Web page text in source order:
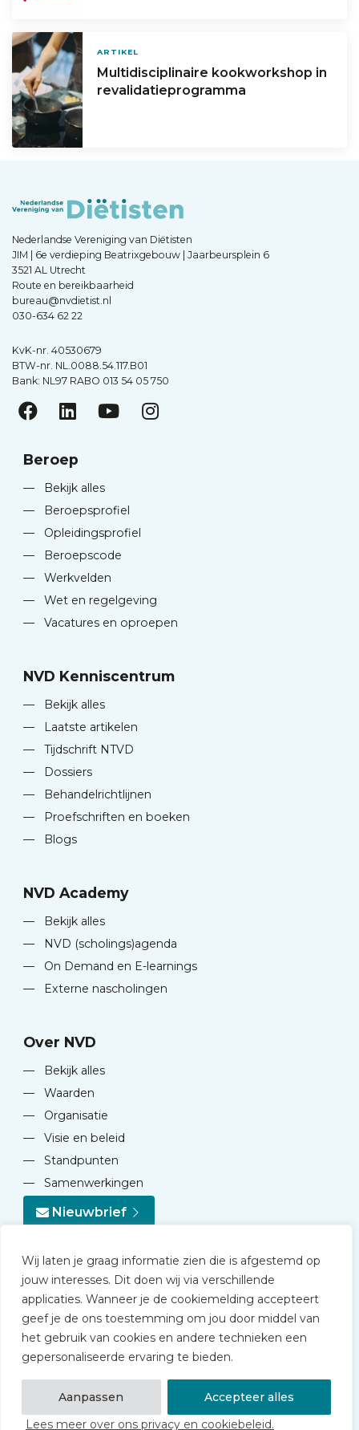
Wij laten je graag informatie zien die is afgestemd op
jouw interesses. Dit doen wij via verschillende
applicaties. Wanneer je de cookiemelding accepteert
geef je de ons toestemming om jou door middel van
het gebruik van cookies en andere technieken een
gepersonaliseerde ervaring te bieden.
Aanpassen
Accepteer alles
Lees meer over ons privacy en cookiebeleid.
ARTIKEL
Multidisciplinaire kookworkshop in
revalidatieprogramma
Nederlandse Vereniging van Diëtisten
JIM | 6e verdieping Beatrixgebouw | Jaarbeursplein 6
3521 AL Utrecht
Route en bereikbaarheid
bureau@nvdietist.nl
030-634 62 22
KvK-nr. 40530679
BTW-nr. NL.0088.54.117.B01
Bank: NL97 RABO 013 54 05 750
Beroep
—
Bekijk alles
—
Beroepsprofiel
—
Opleidingsprofiel
—
Beroepscode
—
Werkvelden
—
Wet en regelgeving
—
Vacatures en oproepen
NVD Kenniscentrum
—
Bekijk alles
—
Laatste artikelen
—
Tijdschrift NTVD
—
Dossiers
—
Behandelrichtlijnen
—
Proefschriften en boeken
—
Blogs
NVD Academy
—
Bekijk alles
—
NVD (scholings)agenda
—
On Demand en E-learnings
—
Externe nascholingen
Over NVD
—
Bekijk alles
—
Waarden
—
Organisatie
—
Visie en beleid
—
Standpunten
—
Samenwerkingen
Nieuwbrief
© 2026 NVD
Privacy statement
Disclaimer